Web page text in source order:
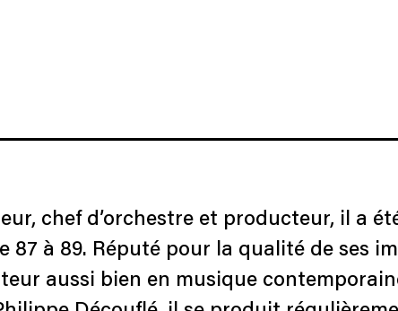
chef d’orchestre et producteur, il a
87 à 89. Réputé pour la qualité de ses
aussi bien en musique